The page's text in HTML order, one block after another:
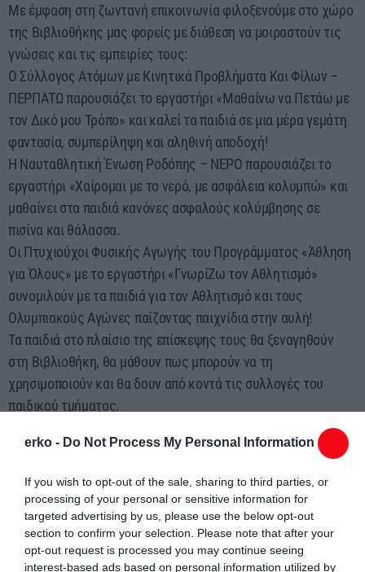
erko - Do Not Process My Personal Information
If you wish to opt-out of the sale, sharing to third parties, or
processing of your personal or sensitive information for
targeted advertising by us, please use the below opt-out
section to confirm your selection. Please note that after your
opt-out request is processed you may continue seeing
interest-based ads based on personal information utilized by
Με έμφαση στη ζωντανή επικοινωνία φιλοξενούμε στο χώρο
της Βιβλιοθήκης μας φορείς με διάθεση να μοιραστούν τις
γνώσεις και τις εμπειρίες τους:
Ο Σύλλογος Ατόμων με Κινητικά Προβλήματα Και Φίλων –
ΠΕΡΠΑΤΩ παρουσιάζει το εργαστήρι «Μαθαίνω να Πετάω με
τον Δικό μου Τρόπο» και καλεί τα παιδιά σε μια μέρα γεμάτη
φαντασία, συμπερίληψη και αληθινή αποδοχή!
Η Ναυταθλητική Ένωση Ροδόπης – ΝΕΡΟ παρουσιάζει το
εργαστήρι «Χαίρομαι με το νερό, με ασφάλεια κολυμπώ» και
μαθαίνει στα παιδιά κανόνες ασφαλούς κολύμβησης σε
πισίνα και θάλασσα.
Οι Πτυχιούχοι Φυσικής Αγωγής του Προγράμματος «Άθληση
για Όλους» με το εργαστήρι «ΓνωρίΖω τον Αθλητισμό»
συνομιλούν με τα παιδιά για τον Αθλητισμό και τους
Ολυμπιακούς Αγώνες παίζοντας παιχνίδια στην αυλή!
Τα παιδιά στο πλαίσιο της επίσκεψης τους θα ξεναγηθούν
στη Βιβλιοθήκη, θα μάθουν πως μπορούν να τη
χρησιμοποιούν και θα δουν από κοντά τις συλλογές του
παιδικού τμήματος.
Στόχος είναι μέσα από τις συναντήσεις αυτές η σχολική
κοινότητα να έρθει σε επαφή με τον φυσικό χώρο της
τις Θεματικές Ενότητες που προκύπτουν από τους
Παγκόσμιους Δείκτες Αειφόρου Ανάπτυξης (περιβάλλον, ευ
ζην, ασφάλεια, κοινωνία των πολιτών κ.ά.) που στόχο έχουν
να εφοδιάζουν τους νεαρούς πολίτες με ένα ευρύ φάσμα